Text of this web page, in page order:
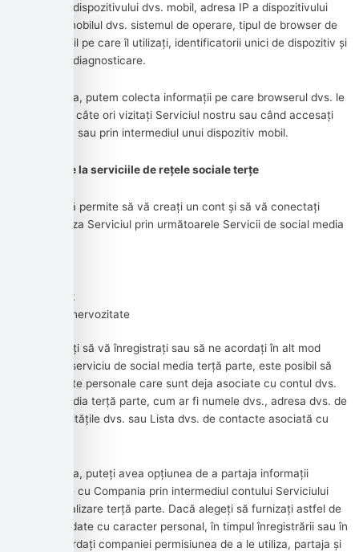
ID-ul unic al dispozitivului dvs. mobil, adresa IP a dispozitivului
dvs. mobil, mobilul dvs. sistemul de operare, tipul de browser de
internet mobil pe care îl utilizați, identificatorii unici de dispozitiv și
alte date de diagnosticare.
De asemenea, putem colecta informații pe care browserul dvs. le
trimite ori de câte ori vizitați Serviciul nostru sau când accesați
Serviciul prin sau prin intermediul unui dispozitiv mobil.
Informații de la serviciile de rețele sociale terțe
Compania Vă permite să vă creați un cont și să vă conectați
pentru a utiliza Serviciul prin următoarele Servicii de social media
Facebook
Stare de nervozitate
Dacă decideți să vă înregistrați sau să ne acordați în alt mod
acces la un serviciu de social media terță parte, este posibil să
colectăm date personale care sunt deja asociate cu contul dvs.
de social media terță parte, cum ar fi numele dvs., adresa dvs. de
e-mail, activitățile dvs. sau Lista dvs. de contacte asociată cu
De asemenea, puteți avea opțiunea de a partaja informații
suplimentare cu Compania prin intermediul contului Serviciului
dvs. de socializare terță parte. Dacă alegeți să furnizați astfel de
informații și date cu caracter personal, în timpul înregistrării sau în
alt mod, acordați companiei permisiunea de a le utiliza, partaja și